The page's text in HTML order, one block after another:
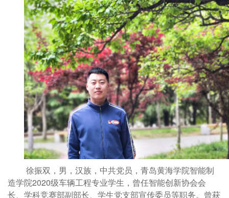
徐振双，男，汉族，中共党员，青岛黄海学院智能制
造学院2020级车辆工程专业学生，曾任智能创新协会会
长、学科竞赛部副部长、学生党支部宣传委员等职务。曾获